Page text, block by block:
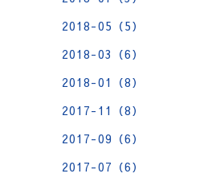
2018-05（5）
2018-03（6）
2018-01（8）
2017-11（8）
2017-09（6）
2017-07（6）